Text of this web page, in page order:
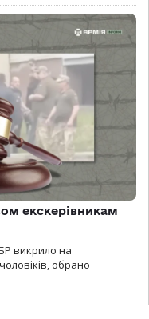
екскерівникам
викрило на
обрано